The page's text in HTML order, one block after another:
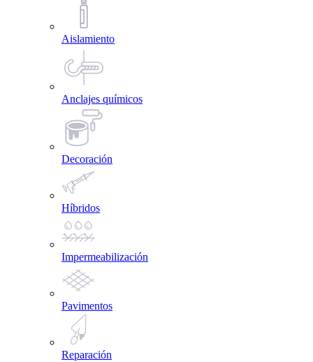
Aislamiento
Anclajes químicos
Decoración
Híbridos
Impermeabilización
Pavimentos
Reparación